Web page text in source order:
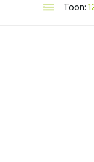
Toon: